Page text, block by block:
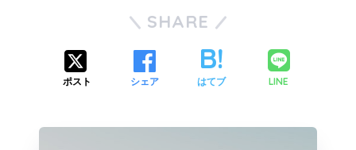
SHARE
ポスト シェア はてブ LINE